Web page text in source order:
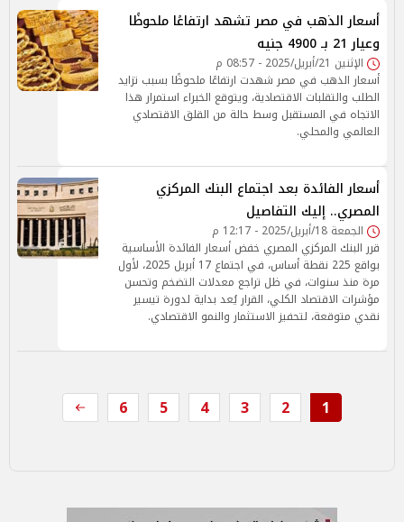
أسعار الذهب في مصر تشهد ارتفاعًا ملحوظًا
وعيار 21 بـ 4900 جنيه
الإثنين 21/أبريل/2025 - 08:57 م
أسعار الذهب في مصر شهدت ارتفاعًا ملحوظًا بسبب تزايد
الطلب والتقلبات الاقتصادية، ويتوقع الخبراء استمرار هذا
الاتجاه في المستقبل وسط حالة من القلق الاقتصادي
العالمي والمحلي.
أسعار الفائدة بعد اجتماع البنك المركزي
المصري.. إليك التفاصيل
الجمعة 18/أبريل/2025 - 12:17 م
قرر البنك المركزي المصري خفض أسعار الفائدة الأساسية
بواقع 225 نقطة أساس، في اجتماع 17 أبريل 2025، لأول
مرة منذ سنوات، في ظل تراجع معدلات التضخم وتحسن
مؤشرات الاقتصاد الكلي، القرار يُعد بداية لدورة تيسير
نقدي متوقعة، لتحفيز الاستثمار والنمو الاقتصادي.
1
2
3
4
5
6